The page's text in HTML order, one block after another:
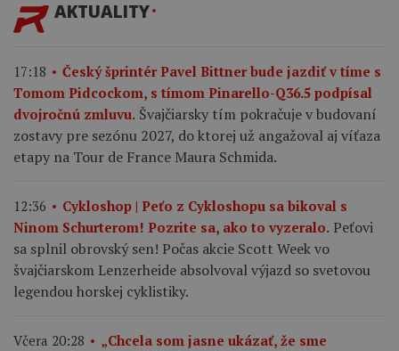
AKTUALITY
17:18
Český šprintér Pavel Bittner bude jazdiť v tíme s
Tomom Pidcockom, s tímom Pinarello-Q36.5 podpísal
dvojročnú zmluvu. Švajčiarsky tím pokračuje v budovaní
zostavy pre sezónu 2027, do ktorej už angažoval aj víťaza
etapy na Tour de France Maura Schmida.
12:36
Cykloshop | Peťo z Cykloshopu sa bikoval s
Ninom Schurterom! Pozrite sa, ako to vyzeralo. Peťovi
sa splnil obrovský sen! Počas akcie Scott Week vo
švajčiarskom Lenzerheide absolvoval výjazd so svetovou
legendou horskej cyklistiky.
Včera 20:28
„Chcela som jasne ukázať, že sme